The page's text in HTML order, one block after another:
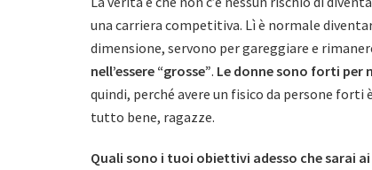
una carriera competitiva. Lì è normale
dimensione, servono per gareggiare e
nell’essere “grosse”. Le donne sono forti per
quindi, perché avere un fisico da persone forti
tutto bene, ragazze.
Quali sono i tuoi obiettivi adesso che sarai